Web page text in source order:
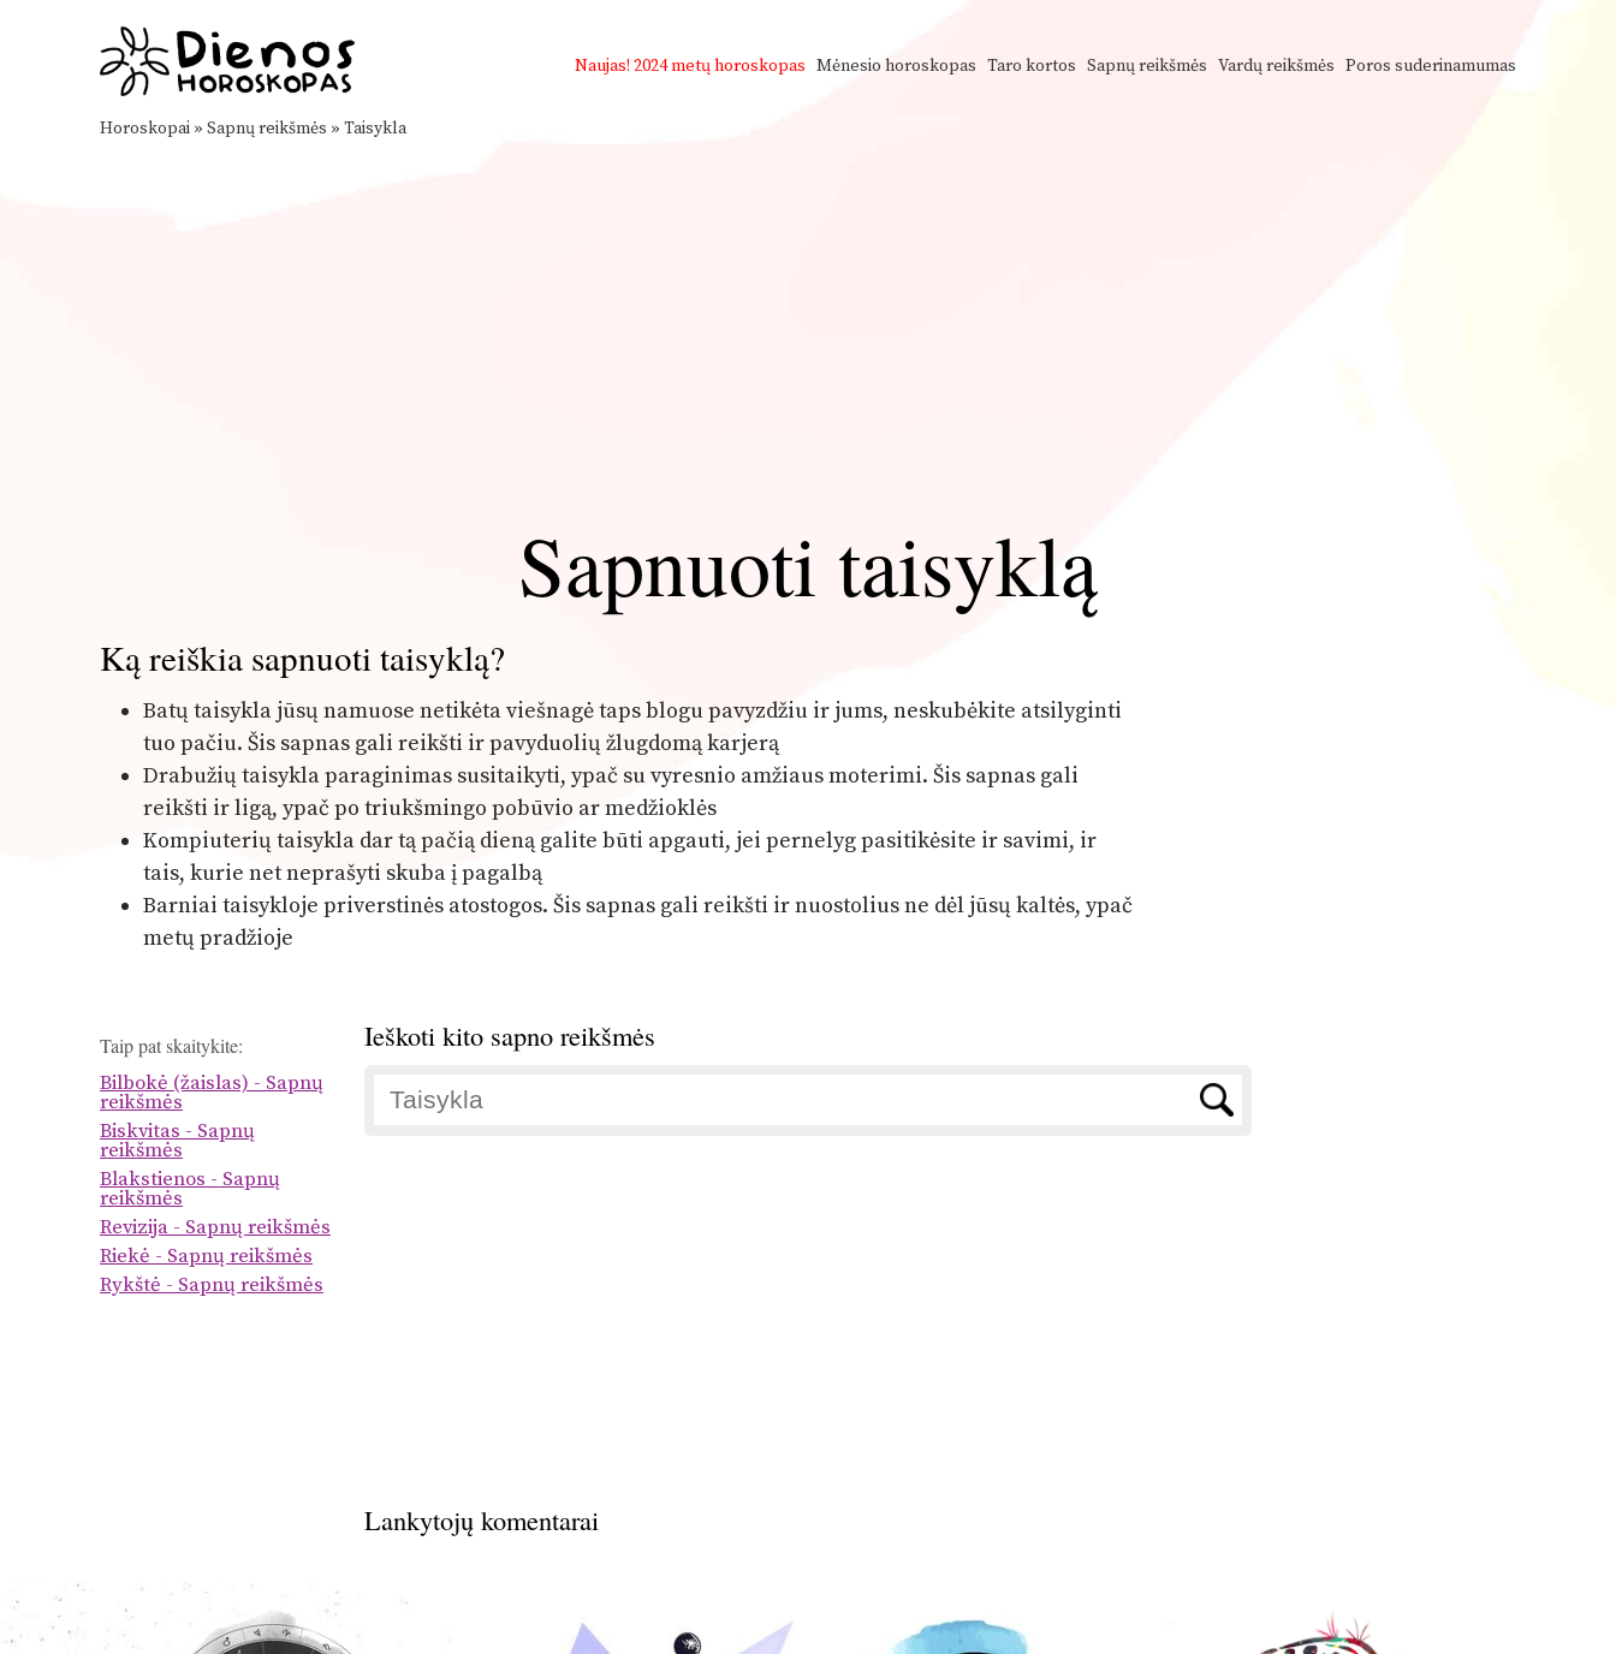
Naujas! 2024 metų horoskopas Mėnesio horoskopas Taro kortos Sapnų reikšmės Vardų reikšmės Poros suderinamumas
Horoskopai » Sapnų reikšmės » Taisykla
Sapnuoti taisyklą
Ką reiškia sapnuoti taisyklą?
Batų taisykla jūsų namuose netikėta viešnagė taps blogu pavyzdžiu ir jums, neskubėkite atsilyginti
tuo pačiu. Šis sapnas gali reikšti ir pavyduolių žlugdomą karjerą
Drabužių taisykla paraginimas susitaikyti, ypač su vyresnio amžiaus moterimi. Šis sapnas gali
reikšti ir ligą, ypač po triukšmingo pobūvio ar medžioklės
Kompiuterių taisykla dar tą pačią dieną galite būti apgauti, jei pernelyg pasitikėsite ir savimi, ir
tais, kurie net neprašyti skuba į pagalbą
Barniai taisykloje priverstinės atostogos. Šis sapnas gali reikšti ir nuostolius ne dėl jūsų kaltės, ypač
metų pradžioje
Taip pat skaitykite:
Bilbokė (žaislas) - Sapnų
reikšmės
Biskvitas - Sapnų
reikšmės
Blakstienos - Sapnų
reikšmės
Revizija - Sapnų reikšmės
Riekė - Sapnų reikšmės
Rykštė - Sapnų reikšmės
Ieškoti kito sapno reikšmės
Lankytojų komentarai